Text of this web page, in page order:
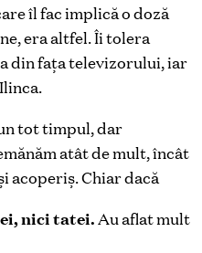
îl fac implică o doză
era altfel. Îi tolera
din faţa televizorului, iar
tot timpul, dar
atât de mult, încât
acoperiş. Chiar dacă
nici tatei.Au aflat mult